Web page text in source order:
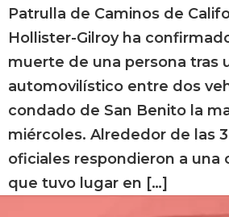
Patrulla de Caminos de
Hollister-Gilroy ha
muerte de una persona tras
automovilístico entre dos
condado de San Benito la
miércoles. Alrededor de las
oficiales respondieron a una
que tuvo lugar en […]